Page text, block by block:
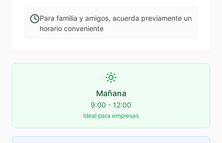
Para familia y amigos, acuerda previamente un
horario conveniente
Mañana
9:00 - 12:00
Ideal para empresas